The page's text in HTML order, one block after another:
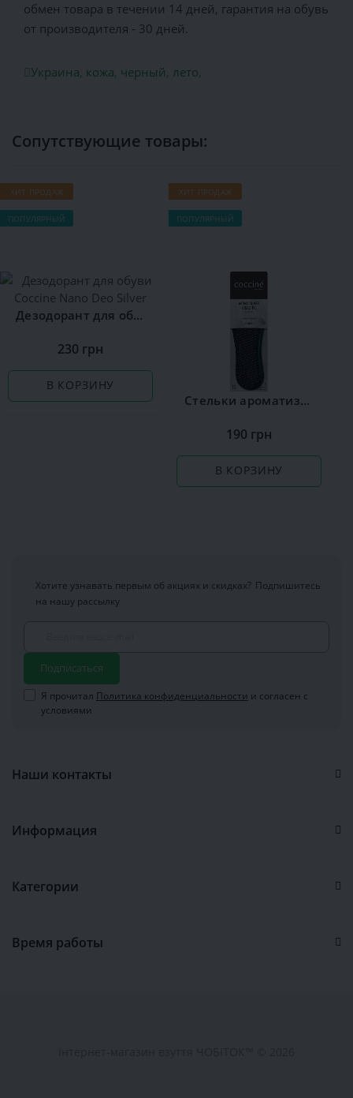
обмен товара в течении 14 дней, гарантия на обувь
от производителя - 30 дней.
Украина, кожа, черный, лето,
Сопутствующие товары:
ХИТ ПРОДАЖ
ПОПУЛЯРНЫЙ
Дезодорант для обуви Сoccine Nano Deo Silver
230 грн
В КОРЗИНУ
ХИТ ПРОДАЖ
ПОПУЛЯРНЫЙ
Стельки ароматизированные Сoccine Silver
190 грн
В КОРЗИНУ
Хотите узнавать первым об акциях и скидках? Подпишитесь
на нашу рассылку
Подписаться
Я прочитал Политика конфиденциальности и согласен с
условиями
Наши контакты
Информация
Категории
Время работы